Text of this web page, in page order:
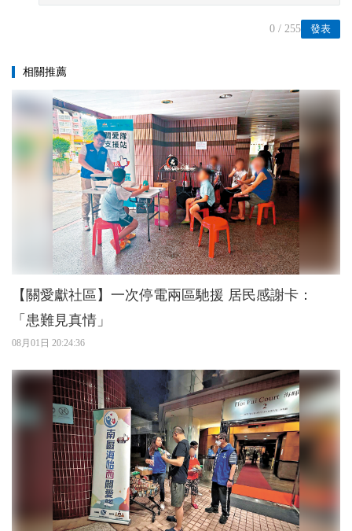
發表
0 / 255
相關推薦
【關愛獻社區】一次停電兩區馳援 居民感謝卡：
「患難見真情」
08月01日 20:24:36